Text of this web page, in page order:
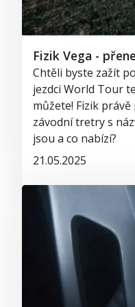
Fizik Vega -
Chtěli byste zažít
jezdci World Tour
můžete! Fizik
závodní tretry s
jsou a co nabízí?
21.05.2025